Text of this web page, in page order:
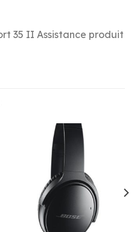
35 II Assistance produit